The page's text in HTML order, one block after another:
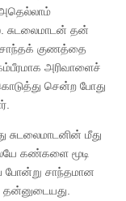
சுடலைமாடன் தன்
குணத்தை
அரிவாளைச்
சென்ற போது
சுடலைமாடனின் மீது
கண்களை மூடி
போன்று சாந்தமான